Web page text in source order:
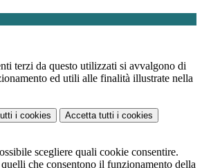
terzi da questo utilizzati si avvalgono di
ed utili alle finalità illustrate nella
i cookies Accetta tutti i cookies
scegliere quali cookie consentire.
che consentono il funzionamento della